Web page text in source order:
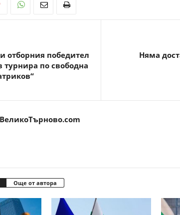
отборния победител
турнира по свободна
Няма
ВеликоТърново.com
Още от автора